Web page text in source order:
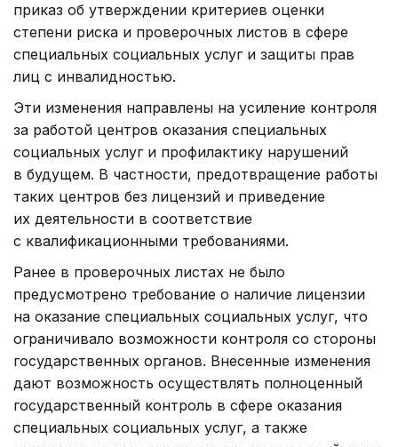
приказ об утверждении критериев оценки
степени риска и проверочных листов в сфере
специальных социальных услуг и защиты прав
лиц с инвалидностью.
Эти изменения направлены на усиление контроля
за работой центров оказания специальных
социальных услуг и профилактику нарушений
в будущем. В частности, предотвращение работы
таких центров без лицензий и приведение
их деятельности в соответствие
с квалификационными требованиями.
Ранее в проверочных листах не было
предусмотрено требование о наличие лицензии
на оказание специальных социальных услуг, что
ограничивало возможности контроля со стороны
государственных органов. Внесенные изменения
дают возможность осуществлять полноценный
государственный контроль в сфере оказания
специальных социальных услуг, а также